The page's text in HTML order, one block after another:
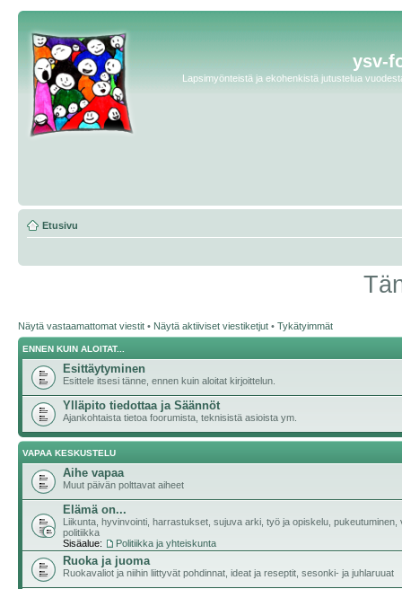
ysv-
Lapsimyönteistä ja ekohenkistä jutustelua
Etusivu
Näytä vastaamattomat viestit • Näytä aktiiviset viestiketjut • Tykätyimmät
ENNEN KUIN ALOITAT...
Esittäytyminen
Esittele itsesi tänne, ennen kuin aloitat kirjoittelun.
Ylläpito tiedottaa ja Säännöt
Ajankohtaista tietoa foorumista, teknisistä asioista ym.
VAPAA KESKUSTELU
Aihe vapaa
Muut päivän polttavat aiheet
Elämä on...
Liikunta, hyvinvointi, harrastukset, sujuva arki, työ ja opiskelu, pukeutuminen,
politiikka
Sisäalue:
Politiikka ja yhteiskunta
Ruoka ja juoma
Ruokavaliot ja niihin liittyvät pohdinnat, ideat ja reseptit, sesonki- ja juhlaruuat